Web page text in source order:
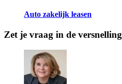
Auto zakelijk leasen
Zet je vraag in de versnelling